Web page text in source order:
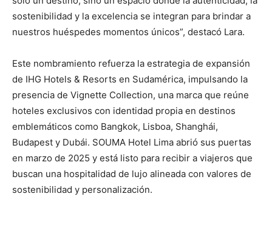
sostenibilidad y la excelencia se integran para brindar a
nuestros huéspedes momentos únicos”, destacó Lara.
Este nombramiento refuerza la estrategia de expansión
de IHG Hotels & Resorts en Sudamérica, impulsando la
presencia de Vignette Collection, una marca que reúne
hoteles exclusivos con identidad propia en destinos
emblemáticos como Bangkok, Lisboa, Shanghái,
Budapest y Dubái. SOUMA Hotel Lima abrió sus puertas
en marzo de 2025 y está listo para recibir a viajeros que
buscan una hospitalidad de lujo alineada con valores de
sostenibilidad y personalización.